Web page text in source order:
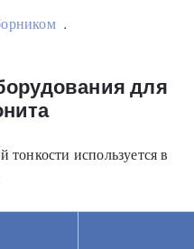
.
для
используется в